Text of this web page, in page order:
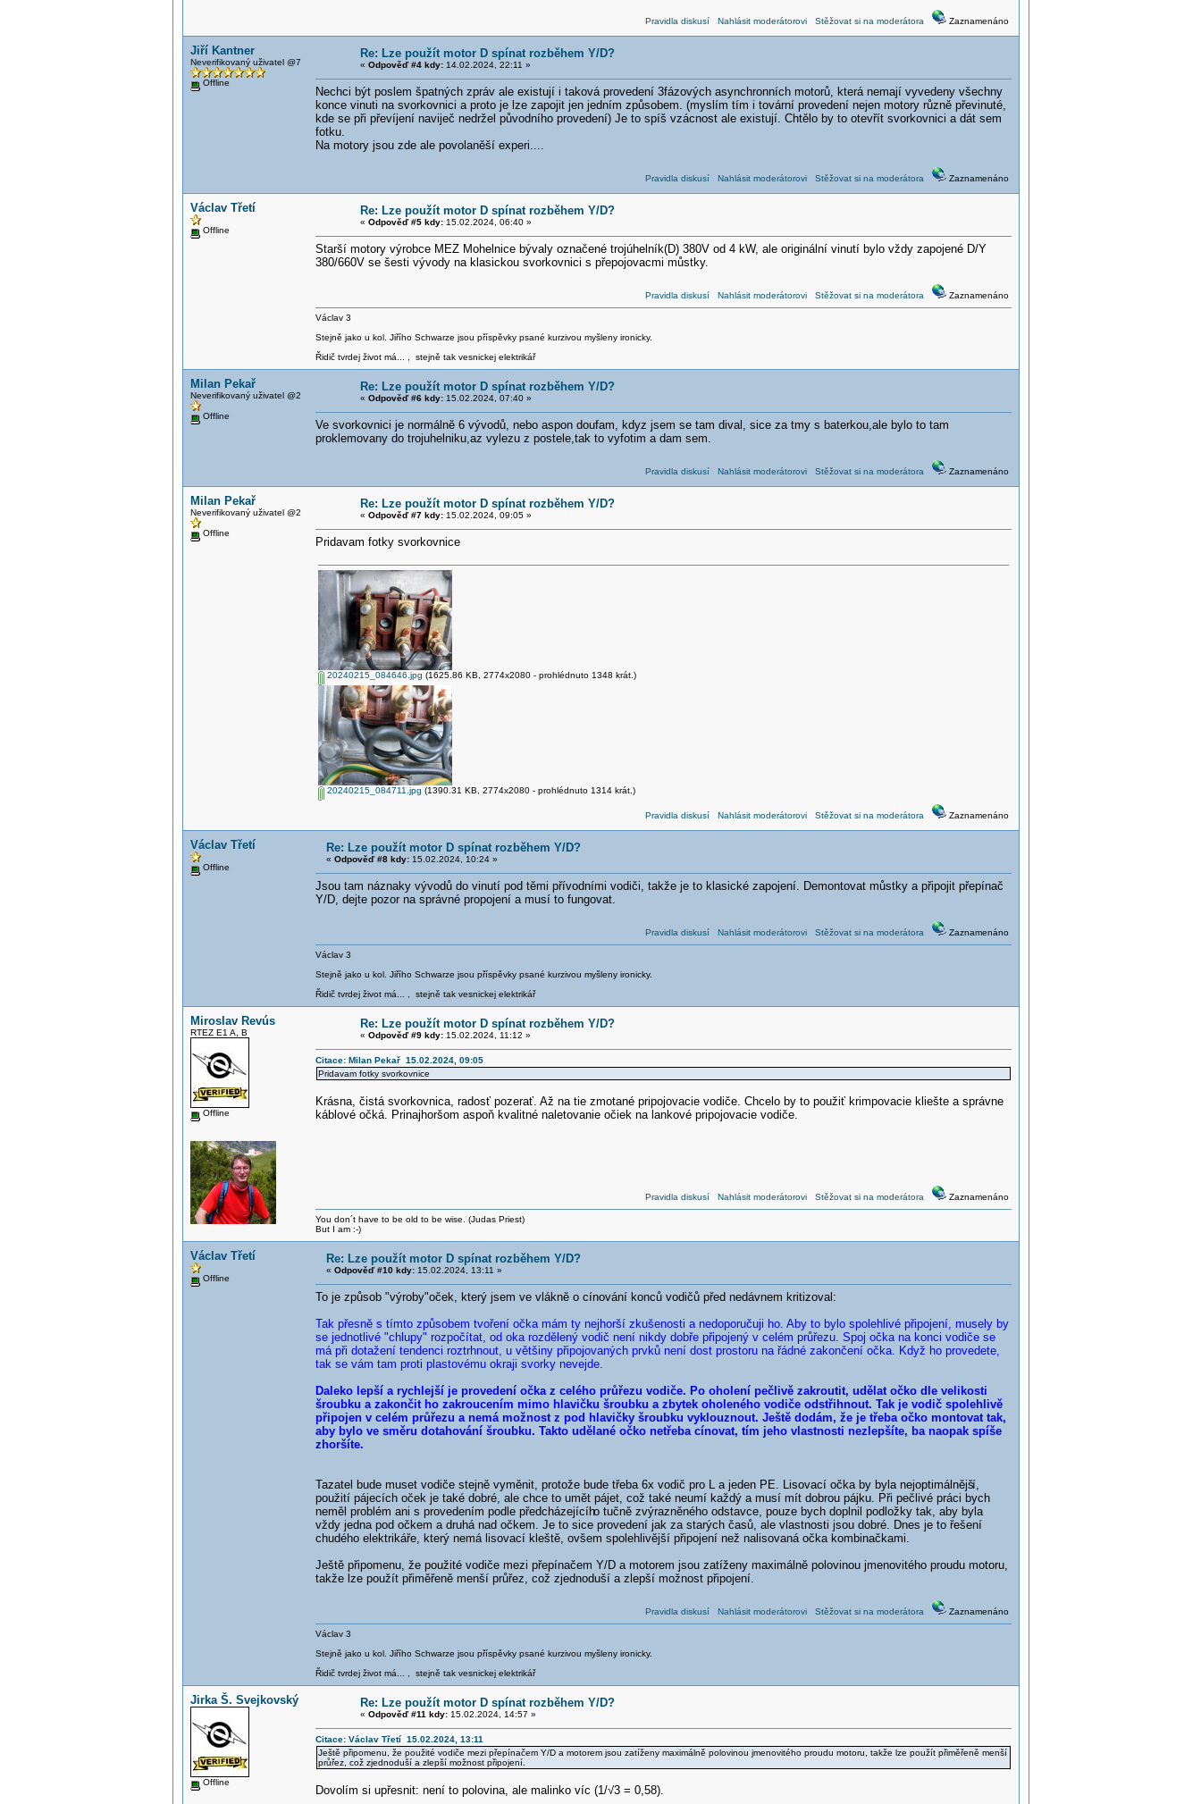
Pravidla diskusí Nahlásit moderátorovi Stěžovat si na moderátora Zaznamenáno
Jiří Kantner
Neverifikovaný uživatel @7
Offline
Re: Lze použít motor D spínat rozběhem Y/D?
« Odpověď #4 kdy:14.02.2024, 22:11 »
Nechci být poslem špatných zpráv ale existují i taková provedení 3fázových asynchronních motorů, která nemají vyvedeny všechny
konce vinuti na svorkovnici a proto je lze zapojit jen jedním způsobem. (myslím tím i tovární provedení nejen motory různě převinuté,
kde se při převíjení naviječ nedržel původního provedení) Je to spíš vzácnost ale existují. Chtělo by to otevřít svorkovnici a dát sem
fotku.
Na motory jsou zde ale povolaněší experi....
Pravidla diskusí Nahlásit moderátorovi Stěžovat si na moderátora Zaznamenáno
Václav Třetí
Offline
Re: Lze použít motor D spínat rozběhem Y/D?
« Odpověď #5 kdy:15.02.2024, 06:40 »
Starší motory výrobce MEZ Mohelnice bývaly označené trojúhelník(D) 380V od 4 kW, ale originální vinutí bylo vždy zapojené D/Y
380/660V se šesti vývody na klasickou svorkovnici s přepojovacmi můstky.
Pravidla diskusí Nahlásit moderátorovi Stěžovat si na moderátora Zaznamenáno
Václav 3
Stejně jako u kol. Jiřího Schwarze jsou příspěvky psané kurzivou myšleny ironicky.
Řidič tvrdej život má... , stejně tak vesnickej elektrikář
Milan Pekař
Neverifikovaný uživatel @2
Offline
Re: Lze použít motor D spínat rozběhem Y/D?
« Odpověď #6 kdy:15.02.2024, 07:40 »
Ve svorkovnici je normálně 6 vývodů, nebo aspon doufam, kdyz jsem se tam dival, sice za tmy s baterkou,ale bylo to tam
proklemovany do trojuhelniku,az vylezu z postele,tak to vyfotim a dam sem.
Pravidla diskusí Nahlásit moderátorovi Stěžovat si na moderátora Zaznamenáno
Milan Pekař
Neverifikovaný uživatel @2
Offline
Re: Lze použít motor D spínat rozběhem Y/D?
« Odpověď #7 kdy:15.02.2024, 09:05 »
Pridavam fotky svorkovnice
20240215_084646.jpg (1625.86 KB, 2774x2080 - prohlédnuto 1348 krát.)
20240215_084711.jpg (1390.31 KB, 2774x2080 - prohlédnuto 1314 krát.)
Pravidla diskusí Nahlásit moderátorovi Stěžovat si na moderátora Zaznamenáno
Václav Třetí
Offline
Re: Lze použít motor D spínat rozběhem Y/D?
« Odpověď #8 kdy:15.02.2024, 10:24 »
Jsou tam náznaky vývodů do vinutí pod těmi přívodními vodiči, takže je to klasické zapojení. Demontovat můstky a připojit přepínač
Y/D, dejte pozor na správné propojení a musí to fungovat.
Pravidla diskusí Nahlásit moderátorovi Stěžovat si na moderátora Zaznamenáno
Václav 3
Stejně jako u kol. Jiřího Schwarze jsou příspěvky psané kurzivou myšleny ironicky.
Řidič tvrdej život má... , stejně tak vesnickej elektrikář
Miroslav Revús
RTEZ E1 A, B
Offline
Re: Lze použít motor D spínat rozběhem Y/D?
« Odpověď #9 kdy:15.02.2024, 11:12 »
Citace: Milan Pekař 15.02.2024, 09:05
Pridavam fotky svorkovnice
Krásna, čistá svorkovnica, radosť pozerať. Až na tie zmotané pripojovacie vodiče. Chcelo by to použiť krimpovacie kliešte a správne
káblové očká. Prinajhoršom aspoň kvalitné naletovanie očiek na lankové pripojovacie vodiče.
Pravidla diskusí Nahlásit moderátorovi Stěžovat si na moderátora Zaznamenáno
You don´t have to be old to be wise. (Judas Priest)
But I am :-)
Václav Třetí
Offline
Re: Lze použít motor D spínat rozběhem Y/D?
« Odpověď #10 kdy:15.02.2024, 13:11 »
To je způsob "výroby"oček, který jsem ve vlákně o cínování konců vodičů před nedávnem kritizoval:
Tak přesně s tímto způsobem tvoření očka mám ty nejhorší zkušenosti a nedoporučuji ho. Aby to bylo spolehlivé připojení, musely by
se jednotlivé "chlupy" rozpočítat, od oka rozdělený vodič není nikdy dobře připojený v celém průřezu. Spoj očka na konci vodiče se
má při dotažení tendenci roztrhnout, u většiny připojovaných prvků není dost prostoru na řádné zakončení očka. Když ho provedete,
tak se vám tam proti plastovému okraji svorky nevejde.
Daleko lepší a rychlejší je provedení očka z celého průřezu vodiče. Po oholení pečlivě zakroutit, udělat očko dle velikosti
šroubku a zakončit ho zakroucením mimo hlavičku šroubku a zbytek oholeného vodiče odstřihnout. Tak je vodič spolehlivě
připojen v celém průřezu a nemá možnost z pod hlavičky šroubku vyklouznout. Ještě dodám, že je třeba očko montovat tak,
aby bylo ve směru dotahování šroubku. Takto udělané očko netřeba cínovat, tím jeho vlastnosti nezlepšíte, ba naopak spíše
zhoršíte.
Tazatel bude muset vodiče stejně vyměnit, protože bude třeba 6x vodič pro L a jeden PE. Lisovací očka by byla nejoptimálnější,
použití pájecích oček je také dobré, ale chce to umět pájet, což také neumí každý a musí mít dobrou pájku. Při pečlivé práci bych
neměl problém ani s provedením podle předcházejícího tučně zvýrazněného odstavce, pouze bych doplnil podložky tak, aby byla
vždy jedna pod očkem a druhá nad očkem. Je to sice provedení jak za starých časů, ale vlastnosti jsou dobré. Dnes je to řešení
chudého elektrikáře, který nemá lisovací kleště, ovšem spolehlivější připojení než nalisovaná očka kombinačkami.
Ještě připomenu, že použité vodiče mezi přepínačem Y/D a motorem jsou zatíženy maximálně polovinou jmenovitého proudu motoru,
takže lze použít přiměřeně menší průřez, což zjednoduší a zlepší možnost připojení.
Pravidla diskusí Nahlásit moderátorovi Stěžovat si na moderátora Zaznamenáno
Václav 3
Stejně jako u kol. Jiřího Schwarze jsou příspěvky psané kurzivou myšleny ironicky.
Řidič tvrdej život má... , stejně tak vesnickej elektrikář
Jirka Š. Svejkovský
Offline
Re: Lze použít motor D spínat rozběhem Y/D?
« Odpověď #11 kdy:15.02.2024, 14:57 »
Citace: Václav Třetí 15.02.2024, 13:11
Ještě připomenu, že použité vodiče mezi přepínačem Y/D a motorem jsou zatíženy maximálně polovinou jmenovitého proudu motoru, takže lze použít přiměřeně menší
průřez, což zjednoduší a zlepší možnost připojení.
Dovolím si upřesnit: není to polovina, ale malinko víc (1/√3 = 0,58).